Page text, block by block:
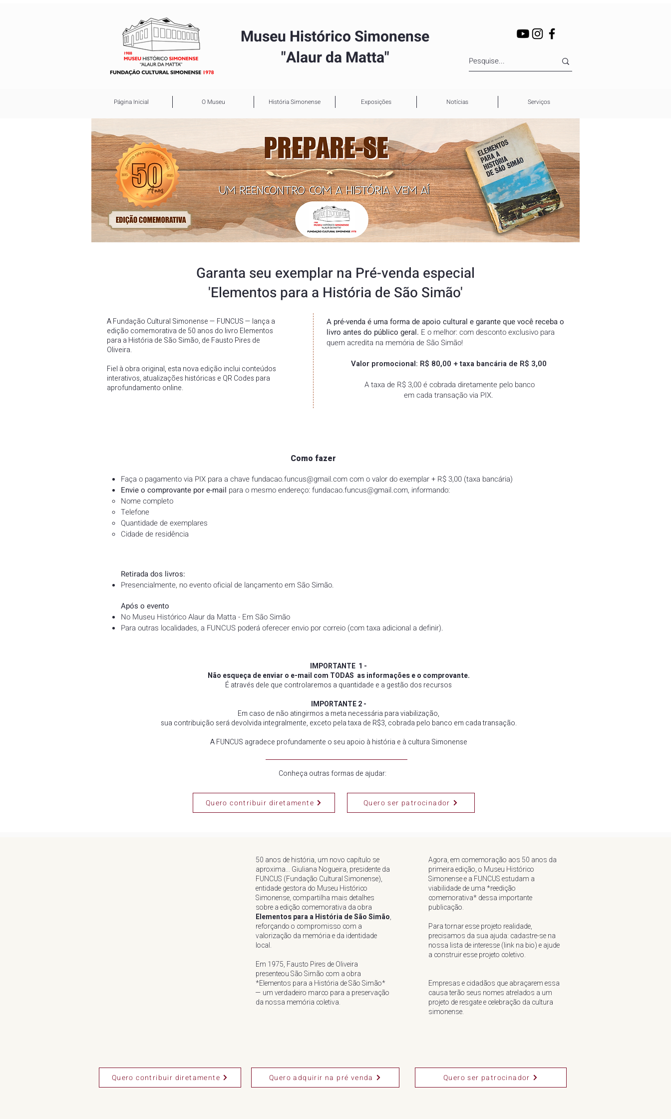
Museu Histórico Simonense
"Alaur da Matta"
Página Inicial O Museu História Simonense Exposições Notícias Serviços
Garanta seu exemplar na Pré-venda especial
'Elementos para a História de São Simão'
A Fundação Cultural Simonense — FUNCUS — lança a
edição comemorativa de 50 anos do livro Elementos
para a História de São Simão, de Fausto Pires de
Oliveira.
Fiel à obra original, esta nova edição inclui conteúdos
interativos, atualizações históricas e QR Codes para
aprofundamento online.
A pré-venda é uma forma de apoio cultural e garante que você receba o
livro antes do público geral. E o melhor: com desconto exclusivo para
quem acredita na memória de São Simão!
Valor promocional: R$ 80,00 + taxa bancária de R$ 3,00
A taxa de R$ 3,00 é cobrada diretamente pelo banco
em cada transação via PIX.
Faça o pagamento via PIX para a chavefundacao.funcus@gmail.comcom o valor do exemplar + R$ 3,00 (taxa bancária)
Envie o comprovante por e-mail para o mesmo endereço: fundacao.funcus@gmail.com, informando:
Nome completo
Telefone
Quantidade de exemplares
Cidade de residência
Como fazer
Retirada dos livros:
Presencialmente, no evento oficial de lançamento em São Simão.
Após o evento
No Museu Histórico Alaur da Matta - Em São Simão
Para outras localidades, a FUNCUS poderá oferecer envio por correio (com taxa adicional a definir).
IMPORTANTE 1 -
Não esqueça de enviar o e-mail com TODAS as informações e o comprovante.
É através dele que controlaremos a quantidade e a gestão dos recursos
IMPORTANTE 2 -
Em caso de não atingirmos a meta necessária para viabilização,
sua contribuição será devolvida integralmente, exceto pela taxa de R$3, cobrada pelo banco em cada transação.
A FUNCUS agradece profundamente o seu apoio à história e à cultura Simonense
Conheça outras formas de ajudar:
Quero contribuir diretamente Quero ser patrocinador
50 anos de história, um novo capítulo se
aproxima... Giuliana Nogueira, presidente da
FUNCUS (Fundação Cultural Simonense),
entidade gestora do Museu Histórico
Simonense, compartilha mais detalhes
sobre a edição comemorativa da obra
Elementos para a História de São Simão,
reforçando o compromisso com a
valorização da memória e da identidade
local.
Em 1975, Fausto Pires de Oliveira
presenteou São Simão com a obra
*Elementos para a História de São Simão*
— um verdadeiro marco para a preservação
da nossa memória coletiva.
Agora, em comemoração aos 50 anos da
primeira edição, o Museu Histórico
Simonense e a FUNCUS estudam a
viabilidade de uma *reedição
comemorativa* dessa importante
publicação.
Para tornar esse projeto realidade,
precisamos da sua ajuda: cadastre-se na
nossa lista de interesse (link na bio) e ajude
a construir esse projeto coletivo.
Empresas e cidadãos que abraçarem essa
causa terão seus nomes atrelados a um
projeto de resgate e celebração da cultura
simonense.
Quero contribuir diretamente Quero adquirir na pré venda Quero ser patrocinador